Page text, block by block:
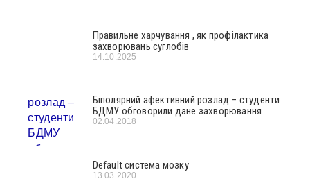
Правильне харчування , як профілактика
захворювань суглобів
14.10.2025
Біполярний афективний розлад – студенти
БДМУ обговорили дане захворювання
02.04.2018
Default система мозку
13.03.2020